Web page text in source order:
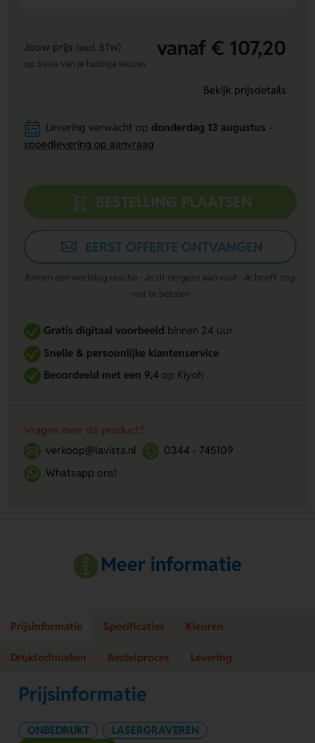
Jouw prijs (excl. BTW) vanaf € 107,20
op basis van je huidige keuzes
Bekijk prijsdetails
Levering verwacht op donderdag 13 augustus
spoedlevering op aanvraag
BESTELLING PLAATSEN
EERST OFFERTE ONTVANGEN
Binnen één werkdag reactie · Je zit nergens aan vast · Je hoeft nog
niet te betalen
Gratis digitaal voorbeeldbinnen 24 uur
Snelle & persoonlijke klantenservice
Beoordeeld met een 9,4op Kiyoh
Vragen over dit product?
verkoop@lavista.nl
0344 - 745109
Whatsapp ons!
Meer informatie
Prijsinformatie Specificaties Kleuren
Druktechnieken Bestelproces Levering
Prijsinformatie
ONBEDRUKT
LASERGRAVEREN